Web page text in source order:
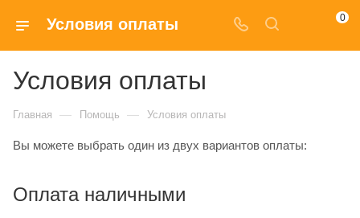
Условия оплаты 0
Условия оплаты
Главная — Помощь — Условия оплаты
Вы можете выбрать один из двух вариантов оплаты:
Оплата наличными